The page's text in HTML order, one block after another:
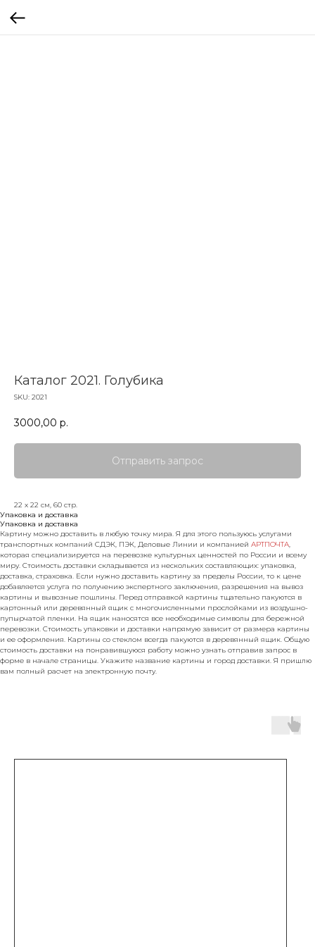
Каталог 2021. Голубика
SKU: 2021
3000,00 р.
Отправить запрос
22 х 22 см, 60 стр.
Упаковка и доставка
Упаковка и доставка
Картину можно доставить в любую точку мира. Я для этого пользуюсь услугами
транспортных компаний СДЭК, ПЭК, Деловые Линии и компанией АРТПОЧТА,
которая специализируется на перевозке культурных ценностей по России и всему
миру. Стоимость доставки складывается из нескольких составляющих: упаковка,
доставка, страховка. Если нужно доставить картину за пределы России, то к цене
добавляется услуга по получению экспертного заключения, разрешения на вывоз
картины и вывозные пошлины. Перед отправкой картины тщательно пакуются в
картонный или деревянный ящик с многочисленными прослойками из воздушно-
пупырчатой пленки. На ящик наносятся все необходимые символы для бережной
перевозки. Стоимость упаковки и доставки напрямую зависит от размера картины
и ее оформления. Картины со стеклом всегда пакуются в деревянный ящик. Общую
стоимость доставки на понравившуюся работу можно узнать отправив запрос в
форме в начале страницы. Укажите название картины и город доставки. Я пришлю
вам полный расчет на электронную почту.